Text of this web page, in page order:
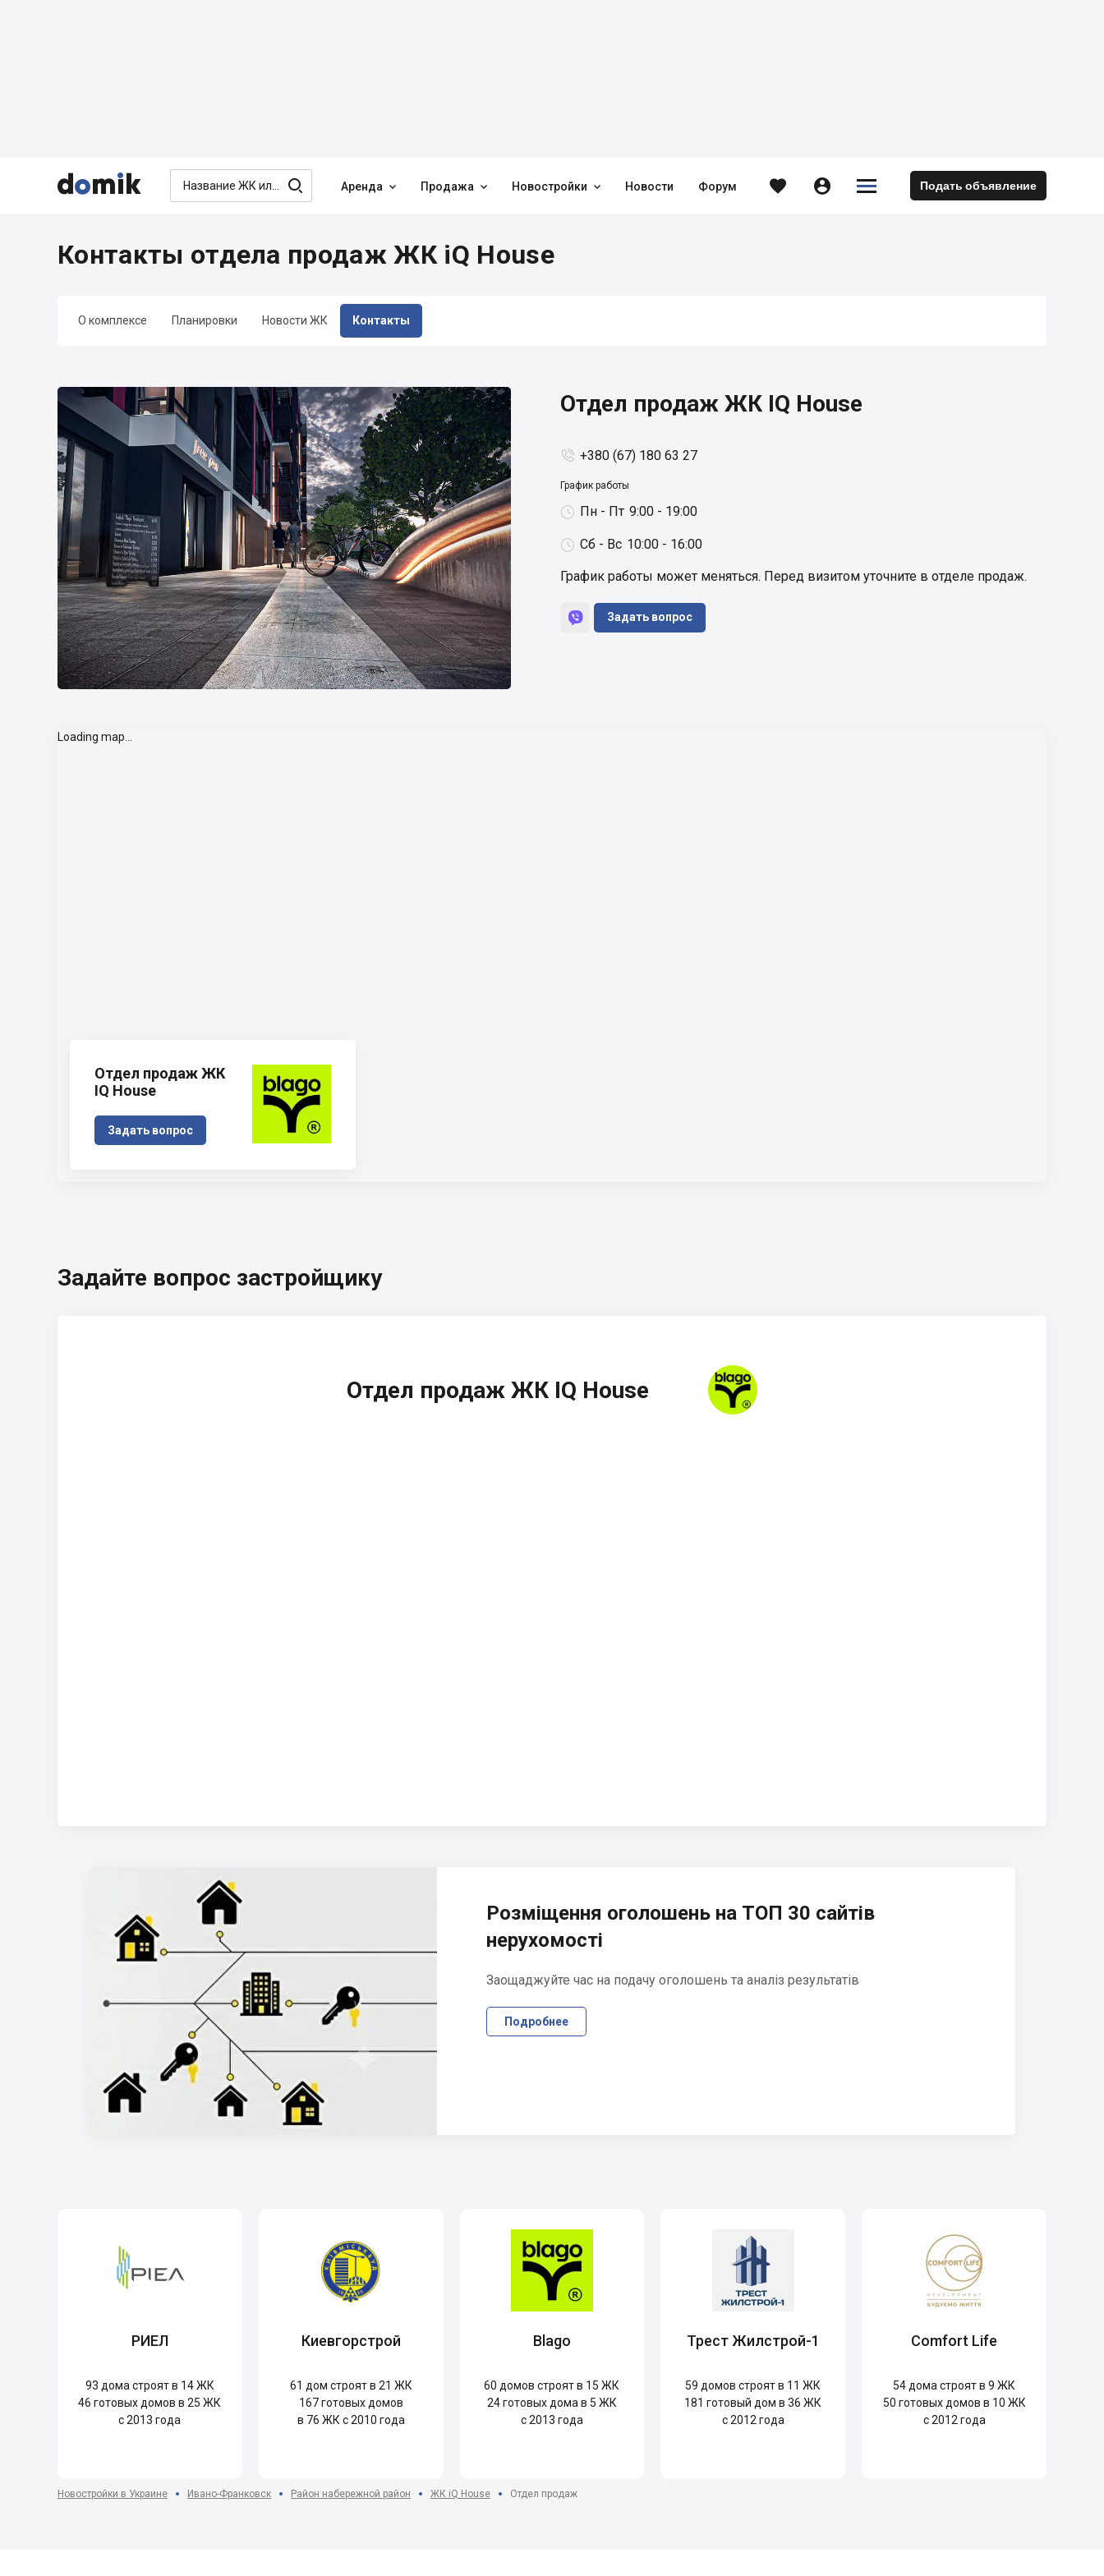


  Аренда  Продажа  Новостройки  Новости Форум   

 Подать объявление
О комплексе Планировки Новости ЖК Контакты
Контакты отдела продаж ЖК iQ House
Отдел продаж ЖК IQ House
 +380 (67) 180 63 27
График работы
 Пн - Пт 9:00 - 19:00
 Сб - Вс 10:00 - 16:00
График работы может меняться. Перед визитом уточните в отделе продаж.
 Задать вопрос
Loading map...
Отдел продаж ЖК
IQ House
Задать вопрос
Задайте вопрос застройщику
Отдел продаж ЖК IQ House
Розміщення оголошень на ТОП 30 сайтів
нерухомості
Заощаджуйте час на подачу оголошень та аналіз результатів
Подробнее
РИЕЛ
93 дома строят в 14 ЖК
46 готовых домов в 25 ЖК
с 2013 года
Киевгорстрой
61 дом строят в 21 ЖК
167готовых домов
в 76 ЖК с 2010 года
Blago
60 домов строят в 15 ЖК
24готовых дома в 5 ЖК
с 2013 года
Трест Жилстрой-1
59 домов строят в 11 ЖК
181 готовый дом в 36 ЖК
с 2012 года
Comfort Life
54 дома строят в 9 ЖК
50 готовых домов в 10 ЖК
с 2012 года
Новостройки в Украине Ивано-Франковск Район набережной район ЖК iQ House Отдел продаж